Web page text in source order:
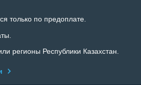
только по предоплате.
регионы Республики Казахстан.